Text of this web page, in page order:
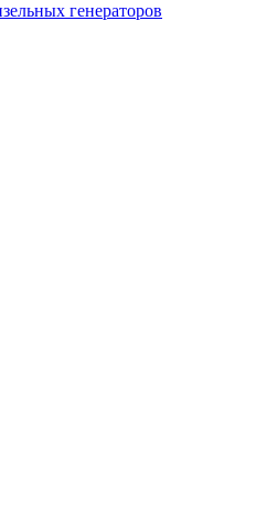
генераторов